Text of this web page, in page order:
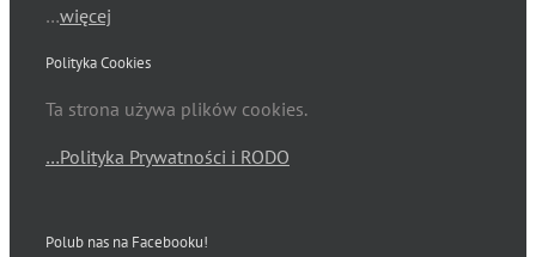
…więcej
Polityka Cookies
Ta strona używa plików cookies.
…Polityka Prywatności i RODO
Polub nas na Facebooku!